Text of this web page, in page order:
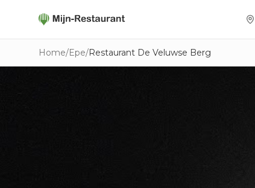
Home/Epe/Restaurant De Veluwse Berg